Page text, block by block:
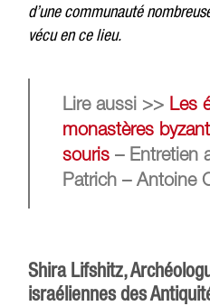
d’une communauté
vécu en ce lieu.
Lire aussi >> Les
monastères
souris – Entretien
Patrich – Antoine
Shira Lifshitz,
israéliennes des